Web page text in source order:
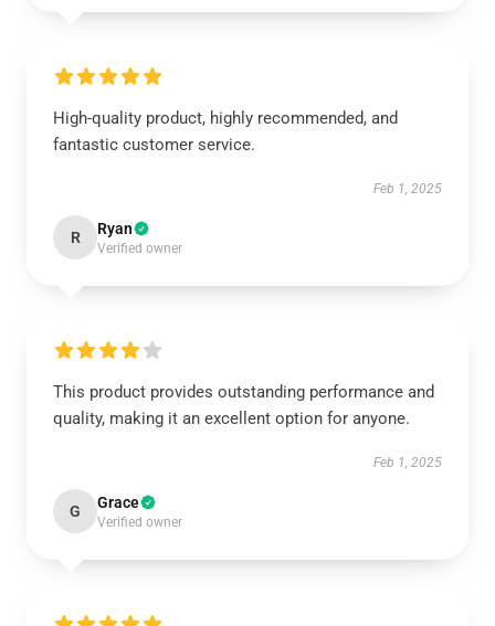
High-quality product, highly recommended, and
fantastic customer service.
Feb 1, 2025
R Ryan
Verified owner
This product provides outstanding performance and
quality, making it an excellent option for anyone.
Feb 1, 2025
G Grace
Verified owner